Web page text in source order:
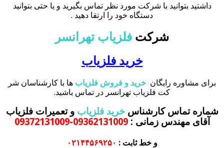
داشتید بتوانید با شرکت مورد نظر تماس بگیرید و یا حتی بتوانید
دستگاه خود را ارتقا دهید .
شرکت فلزیاب تهرانسر
خرید فلزیاب
برای مشاوره رایگان خرید و فروش فلزیاب ها با کارشناسان شر
کت فلزیاب تهرانسر در تماس باشید.
شماره تماس کارشناس خرید فلزیاب و تعمیرات فلزیاب
آقای مهندس زمانی :
09362131009-09372131009
و خط ثابت : ۰۲۱۴۴۵۶۹۲۵۰